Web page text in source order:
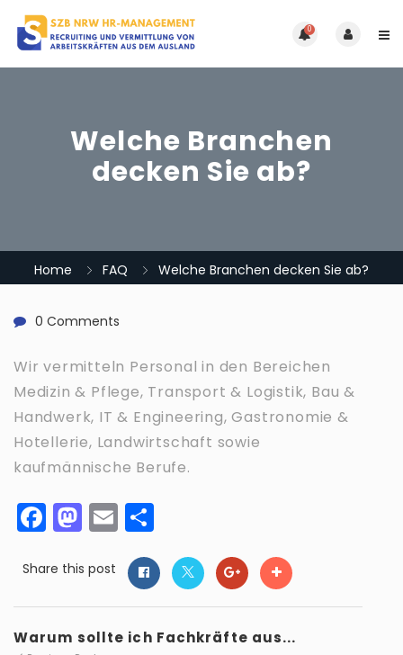
0
Welche Branchen
decken Sie ab?
Home FAQ Welche Branchen decken Sie ab?
0 Comments
Wir vermitteln Personal in den Bereichen
Medizin & Pflege, Transport & Logistik, Bau &
Handwerk, IT & Engineering, Gastronomie &
Hotellerie, Landwirtschaft sowie
kaufmännische Berufe.
Facebook
Mastodon
Email
Share this post
Warum sollte ich Fachkräfte aus...